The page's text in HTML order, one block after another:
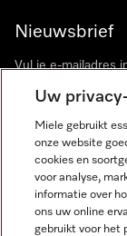
Nieuwsbrief
Miele op Instagram
Miele op
Uw
Miele gebruikt
onze website
cookies en
voor analyse,
informatie over
ons uw online
gebruikt voor het